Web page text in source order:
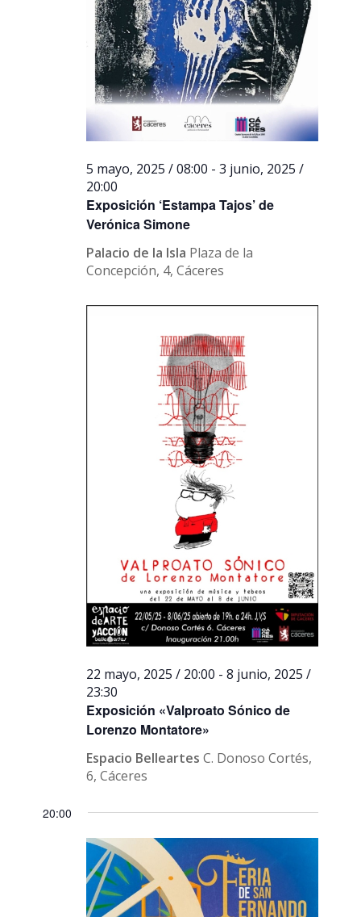
Exposición ‘Estampa Tajos’ de
Verónica Simone
5 mayo, 2025 / 08:00 -3 junio, 2025 /
20:00
Palacio de la Isla Plaza de la
Concepción, 4, Cáceres
Exposición «Valproato Sónico de
Lorenzo Montatore»
22 mayo, 2025 / 20:00 -8 junio, 2025 /
23:30
Espacio BelleartesC. Donoso Cortés,
6, Cáceres
20:00